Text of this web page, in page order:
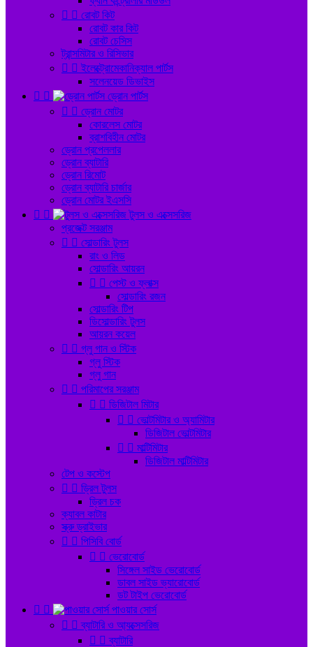
  রোবট কিট
রোবট কার কিট
রোবট চেসিস
ট্রান্সমিটার ও রিসিভার
  ইলেক্ট্রোমেকানিক্যাল পার্টস
সলেনয়েড ডিভাইস
 
ড্রোন পার্টস
  ড্রোন মোটর
কোরলেস মোটর
ব্রাশবিহীন মোটর
ড্রোন প্রপেললার
ড্রোন ব্যাটারি
ড্রোন রিমোট
ড্রোন ব্যাটারি চার্জার
ড্রোন মোটর ইএসসি
 
টুলস ও এক্সেসরিজ
প্রজেক্ট সরঞ্জাম
  সোল্ডারিং টুলস
রাং ও লিড
সোল্ডারিং আয়রন
  পেস্ট ও ফ্লাক্স
সোল্ডারিং রজন
সোল্ডারিং টিপ
ডিসোল্ডারিং টুলস
আয়রন কয়েল
  গ্লু গান ও স্টিক
গ্লু স্টিক
গ্লু গান
  পরিমাপের সরঞ্জাম
  ডিজিটাল মিটার
  ভোল্টমিটার ও অ্যামিটার
ডিজিটাল ভোল্টমিটার
  মাল্টিমিটার
ডিজিটাল মাল্টিমিটার
টেপ ও কস্টেপ
  ড্রিল টুলস
ড্রিল চক
ক্যাবল কাটার
স্ক্রু ড্রাইভার
  পিসিবি বোর্ড
  ভেরোবোর্ড
সিঙ্গেল সাইড ভেরোবোর্ড
ডাবল সাইড ভ্যারোবোর্ড
ডট টাইপ ভেরোবোর্ড
 
পাওয়ার সোর্স
  ব্যাটারি ও আ্যক্সেসরিজ
  ব্যাটারি